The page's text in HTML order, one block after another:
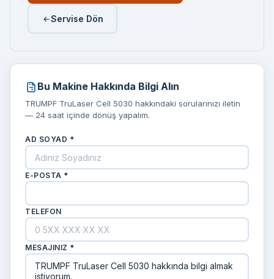
Servise Dön
Bu Makine Hakkında Bilgi Alın
TRUMPF TruLaser Cell 5030 hakkındaki sorularınızı iletin
— 24 saat içinde dönüş yapalım.
AD SOYAD *
E-POSTA *
TELEFON
MESAJINIZ *